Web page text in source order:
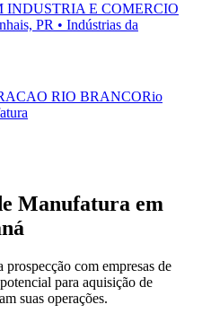
INDUSTRIA E COMERCIO
PR • Indústrias da
RIO BRANCORio
Manufatura em
prospecção com empresas de
para aquisição de
suas operações.